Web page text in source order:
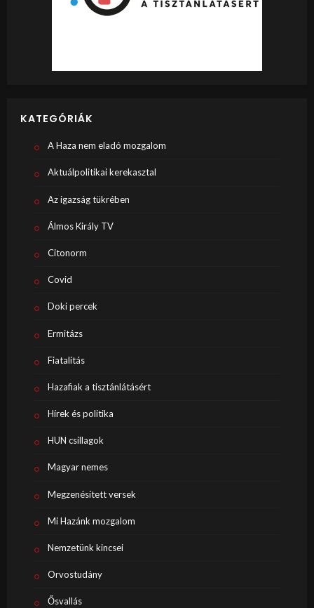
KATEGÓRIÁK
A Haza nem eladó mozgalom
Aktuálpolitikai kerekasztal
Az igazság tükrében
Álmos Király TV
Citonorm
Covid
Doki percek
Ermitázs
Fiatalítás
Hazafiak a tisztánlátásért
Hírek és politika
HUN csillagok
Magyar nemes
Megzenésített versek
Mi Hazánk mozgalom
Nemzetünk kincsei
Orvostudány
Ősvallás